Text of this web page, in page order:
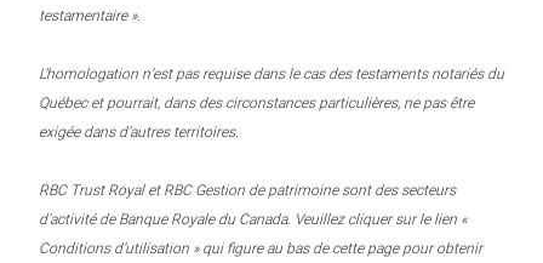
testamentaire ».
L’homologation n’est pas requise dans le cas des testaments notariés du
Québec et pourrait, dans des circonstances particulières, ne pas être
exigée dans d’autres territoires.
RBC Trust Royal et RBC Gestion de patrimoine sont des secteurs
d’activité de Banque Royale du Canada. Veuillez cliquer sur le lien «
Conditions d’utilisation » qui figure au bas de cette page pour obtenir